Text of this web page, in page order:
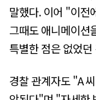
말했다. 이어 "이전
그때도 애니메이션
특별한 점은 없었
경찰 관계자도 "A